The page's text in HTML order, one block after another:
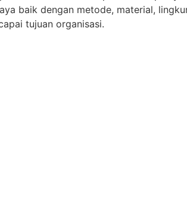
baik dengan metode, material,
tujuan organisasi.